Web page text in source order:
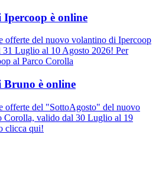
è online
offerte del nuovo volantino di Ipercoop
Luglio al 10 Agosto 2026! Per
al Parco Corolla
è online
offerte del "SottoAgosto" del nuovo
Corolla, valido dal 30 Luglio al 19
clicca qui!